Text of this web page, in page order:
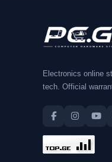
Electronics online
tech. Official